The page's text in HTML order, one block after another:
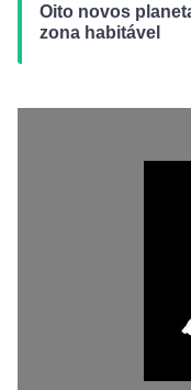
Oito novos
zona habitável